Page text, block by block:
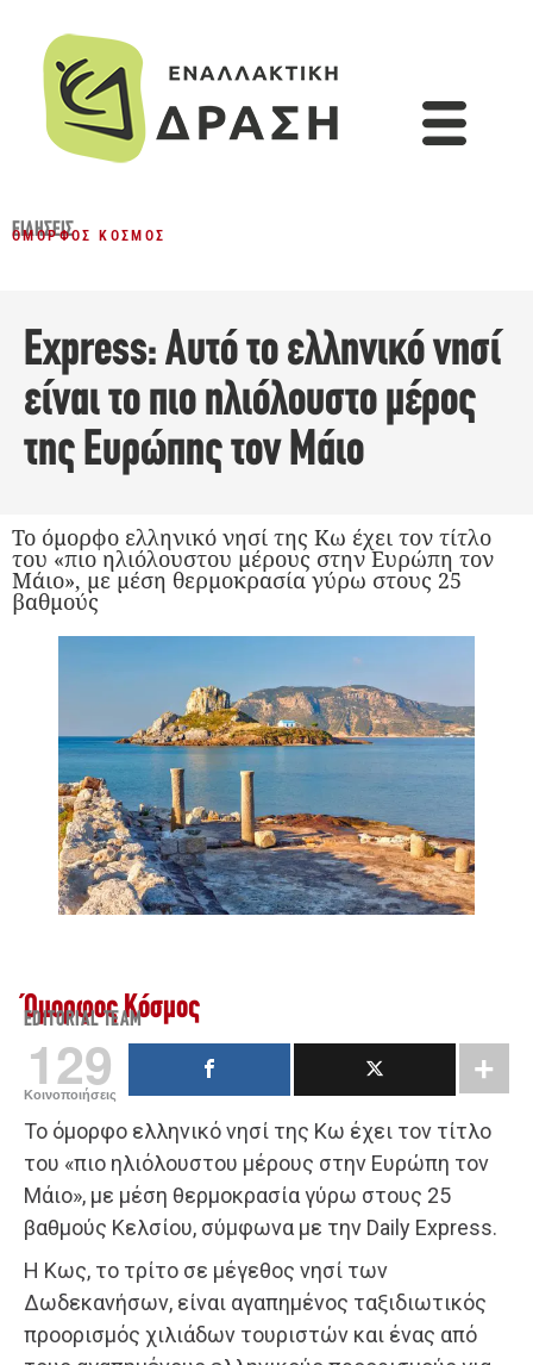
ΕΙΔΉΣΕΙΣ
ΌΜΟΡΦΟΣ ΚΌΣΜΟΣ
Express: Αυτό το ελληνικό νησί
είναι το πιο ηλιόλουστο μέρος
της Ευρώπης τον Μάιο
Το όμορφο ελληνικό νησί της Κω έχει τον τίτλο
του «πιο ηλιόλουστου μέρους στην Ευρώπη τον
Μάιο», με μέση θερμοκρασία γύρω στους 25
βαθμούς
Όμορφος Κόσμος
EDITORIAL TEAM
129
Κοινοποιήσεις
Το όμορφο ελληνικό νησί της Κω έχει τον τίτλο
του «πιο ηλιόλουστου μέρους στην Ευρώπη τον
Μάιο», με μέση θερμοκρασία γύρω στους 25
βαθμούς Κελσίου, σύμφωνα με την Daily Express.
Η Κως, το τρίτο σε μέγεθος νησί των
Δωδεκανήσων, είναι αγαπημένος ταξιδιωτικός
προορισμός χιλιάδων τουριστών και ένας από